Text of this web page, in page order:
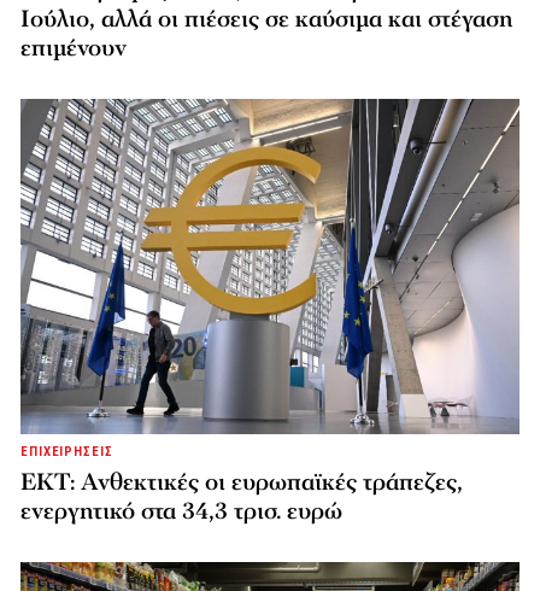
Ιούλιο, αλλά οι πιέσεις σε καύσιμα και στέγαση
επιμένουν
ΕΠΙΧΕΙΡΗΣΕΙΣ
ΕΚΤ: Ανθεκτικές οι ευρωπαϊκές τράπεζες,
ενεργητικό στα 34,3 τρισ. ευρώ